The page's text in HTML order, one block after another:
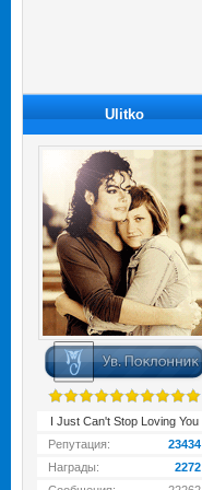
Ulitko
I Just Can't Stop Loving You
Репутация:
23434
Награды:
2272